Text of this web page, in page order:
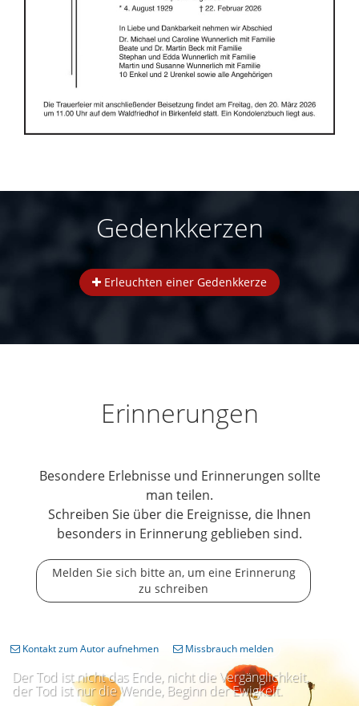
Gedenkkerzen
Erleuchten einer Gedenkkerze
Erinnerungen
Besondere Erlebnisse und Erinnerungen sollte
man teilen.
Schreiben Sie über die Ereignisse, die Ihnen
besonders in Erinnerung geblieben sind.
Melden Sie sich bitte an, um eine Erinnerung
zu schreiben
Der Tod ist nicht das Ende, nicht die Vergänglichkeit,
der Tod ist nur die Wende, Beginn der Ewigkeit.
Kontakt zum Autor aufnehmen Missbrauch melden